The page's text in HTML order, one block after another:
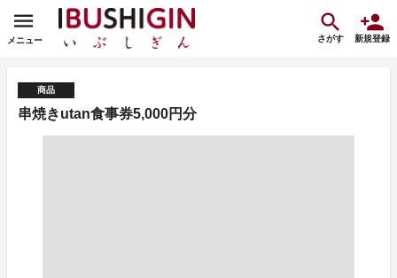
メニュー さがす 新規登録
商品
串焼きutan食事券5,000円分